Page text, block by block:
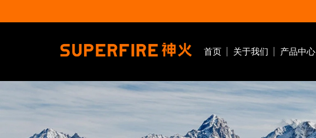
首页 关于我们 产品中心
户外照明
强光手电
大光杯头灯磁吸工作灯
潜水灯
休闲潜水